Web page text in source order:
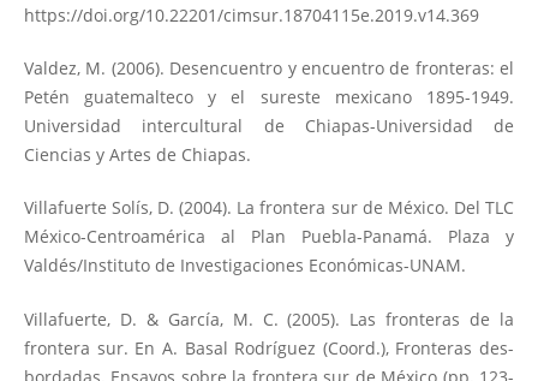
https://doi.org/10.22201/cimsur.18704115e.2019.v14.369
Valdez, M. (2006). Desencuentro y encuentro de fronteras: el
Petén guatemalteco y el sureste mexicano 1895-1949.
Universidad intercultural de Chiapas-Universidad de
Ciencias y Artes de Chiapas.
Villafuerte Solís, D. (2004). La frontera sur de México. Del TLC
México-Centroamérica al Plan Puebla-Panamá. Plaza y
Valdés/Instituto de Investigaciones Económicas-UNAM.
Villafuerte, D. & García, M. C. (2005). Las fronteras de la
frontera sur. En A. Basal Rodríguez (Coord.), Fronteras des-
bordadas. Ensayos sobre la frontera sur de México (pp. 123-